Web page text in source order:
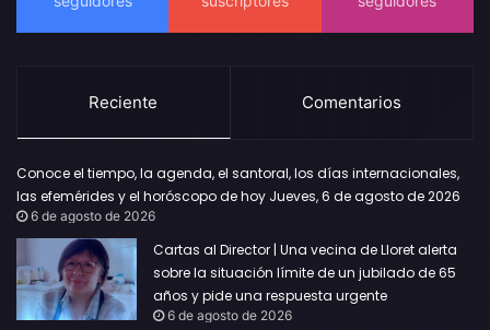
Reciente Comentarios
Conoce el tiempo, la agenda, el santoral, los días internacionales,
las efemérides y el horóscopo de hoy Jueves, 6 de agosto de 2026
6 de agosto de 2026
Cartas al Director | Una vecina de Lloret alerta
sobre la situación límite de un jubilado de 65
años y pide una respuesta urgente
6 de agosto de 2026